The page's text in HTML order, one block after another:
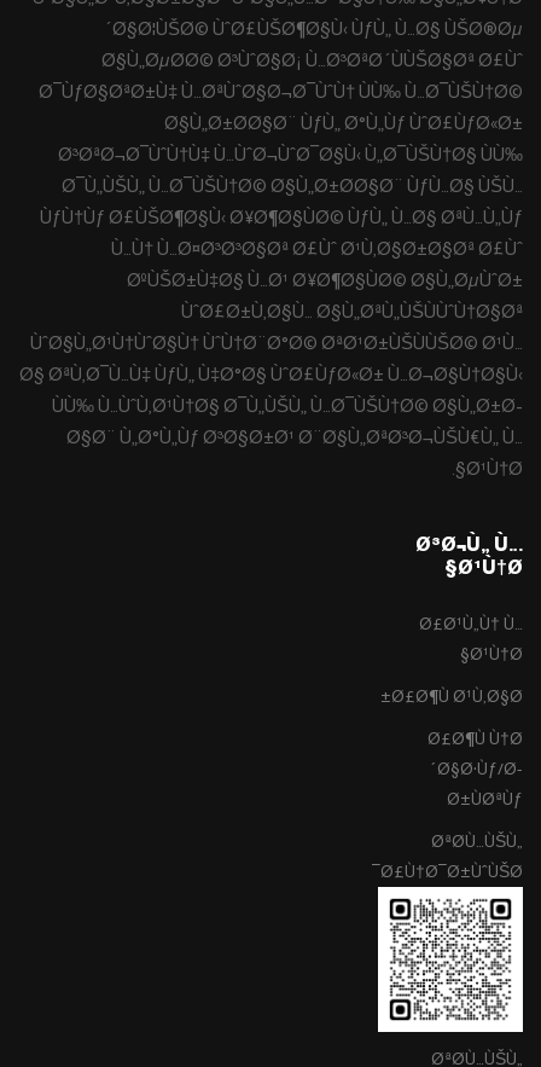
´Ø§Ø¦ÙŠØ© ÙˆØ£ÙŠØ¶Ø§Ù‹ ÙƒÙ„ Ù…Ø§ ÙŠØ®Øµ
Ø§Ù„ØµØ­Ø© Ø³ÙˆØ§Ø¡ Ù…Ø³ØªØ´ÙÙŠØ§Øª Ø£Ùˆ
Ø¯ÙƒØ§ØªØ±Ù‡ Ù…ØªÙˆØ§Ø¬Ø¯ÙˆÙ† ÙÙ‰ Ù…Ø¯ÙŠÙ†Ø©
Ø§Ù„Ø±Ø­Ø§Ø¨ ÙƒÙ„ Ø°Ù„Ùƒ ÙˆØ£ÙƒØ«Ø±
Ø³ØªØ¬Ø¯ÙˆÙ†Ù‡ Ù…ÙˆØ¬ÙˆØ¯Ø§Ù‹ Ù„Ø¯ÙŠÙ†Ø§ ÙÙ‰
Ø¯Ù„ÙŠÙ„ Ù…Ø¯ÙŠÙ†Ø© Ø§Ù„Ø±Ø­Ø§Ø¨ ÙƒÙ…Ø§ ÙŠÙ…
ÙƒÙ†Ùƒ Ø£ÙŠØ¶Ø§Ù‹ Ø¥Ø¶Ø§ÙØ© ÙƒÙ„ Ù…Ø§ ØªÙ…Ù„Ùƒ
Ù…Ù† Ù…Ø¤Ø³Ø³Ø§Øª Ø£Ùˆ Ø¹Ù‚Ø§Ø±Ø§Øª Ø£Ùˆ
ØºÙŠØ±Ù‡Ø§ Ù…Ø¹ Ø¥Ø¶Ø§ÙØ© Ø§Ù„ØµÙˆØ±
ÙˆØ£Ø±Ù‚Ø§Ù… Ø§Ù„ØªÙ„ÙŠÙÙˆÙ†Ø§Øª
ÙˆØ§Ù„Ø¹Ù†ÙˆØ§Ù† ÙˆÙ†Ø¨Ø°Ø© ØªØ¹Ø±ÙŠÙÙŠØ© Ø¹Ù…
Ø§ ØªÙ‚Ø¯Ù…Ù‡ ÙƒÙ„ Ù‡Ø°Ø§ ÙˆØ£ÙƒØ«Ø± Ù…Ø¬Ø§Ù†Ø§Ù‹
ÙÙ‰ Ù…ÙˆÙ‚Ø¹Ù†Ø§ Ø¯Ù„ÙŠÙ„ Ù…Ø¯ÙŠÙ†Ø© Ø§Ù„Ø±Ø­
Ø§Ø¨ Ù„Ø°Ù„Ùƒ Ø³Ø§Ø±Ø¹ Ø¨Ø§Ù„ØªØ³Ø¬ÙŠÙ€Ù„ Ù…
Ø¹Ù†Ø§.
Ø³Ø¬Ù„ Ù…
Ø¹Ù†Ø§
Ø£Ø¹Ù„Ù† Ù…
Ø¹Ù†Ø§
Ø£Ø¶Ù Ø¹Ù‚Ø§Ø±
Ø£Ø¶Ù Ù†Ø
´Ø§Ø·Ùƒ/Ø­
Ø±ÙØªÙƒ
ØªØ­Ù…ÙŠÙ„
Ø£Ù†Ø¯Ø±ÙˆÙŠØ¯
ØªØ­Ù…ÙŠÙ„